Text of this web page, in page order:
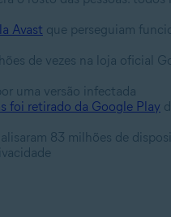
Avast que perseguiam
de vezes na loja oficial
uma versão infectada
foi retirado da Google Play
83 milhões de